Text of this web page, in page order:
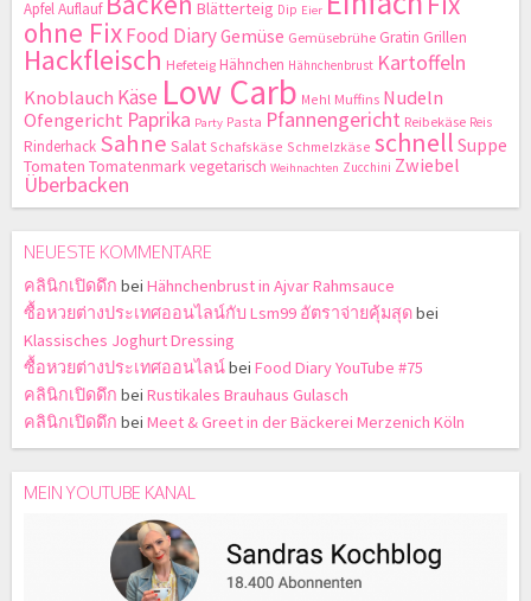
ApfelAuflauf Blätterteig Dip Eier
ohne FixFood DiaryGemüse Gemüsebrühe Gratin Grillen
Hackfleisch Hefeteig Hähnchen Hähnchenbrust Kartoffeln
Knoblauch Käse Low Carb Mehl Muffins Nudeln
Ofengericht Paprika Party Pasta Pfannengericht Reibekäse Reis
Rinderhack Sahne Salat Schafskäse Schmelzkäse schnell Suppe
Tomaten Tomatenmarkvegetarisch Weihnachten Zucchini Zwiebel
Überbacken
NEUESTE KOMMENTARE
คลินิกเปิดดึก bei Hähnchenbrust in Ajvar Rahmsauce
ซื้อหวยต่างประเทศออนไลน์กับ Lsm99 อัตราจ่ายคุ้มสุดbei
Klassisches Joghurt Dressing
ซื้อหวยต่างประเทศออนไลน์bei Food Diary YouTube #75
คลินิกเปิดดึก bei Rustikales Brauhaus Gulasch
คลินิกเปิดดึก bei Meet & Greet in der Bäckerei Merzenich Köln
MEIN YOUTUBE KANAL